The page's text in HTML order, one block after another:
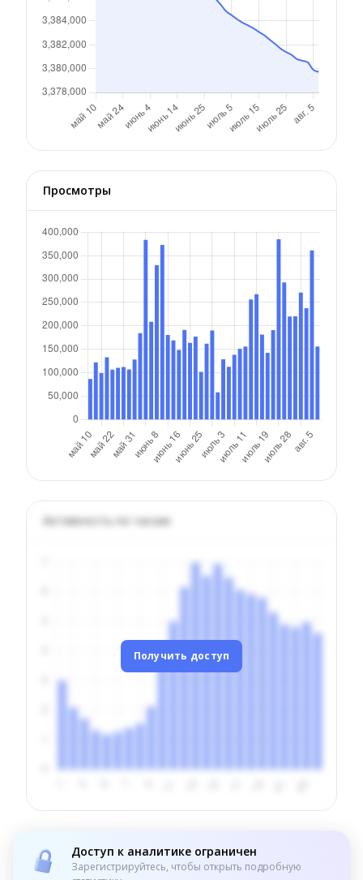
Просмотры
Активность по часам
Получить доступ
Доступ к аналитике ограничен
Зарегистрируйтесь, чтобы открыть подробную